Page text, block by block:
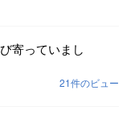
寄っていまし
21件のビュー